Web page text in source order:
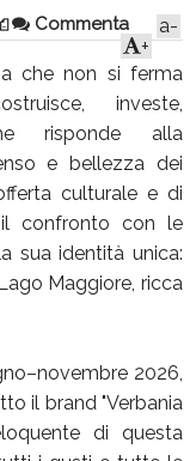
Commenta
a-
+
che non si ferma
investe,
risponde alla
e bellezza dei
culturale e di
confronto con le
sua identità unica:
Maggiore, ricca
2026,
il brand "Verbania
di questa